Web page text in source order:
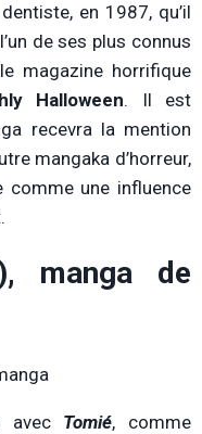
en 1987, qu’il
de ses plus connus
magazine horrifique
Halloween. Il est
recevra la mention
mangaka d’horreur,
une influence
, manga de
avec Tomié, comme